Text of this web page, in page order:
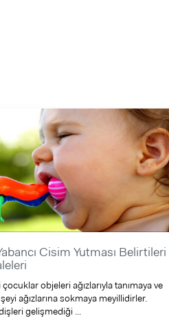
Cisim Yutması Belirtileri
objeleri ağızlarıyla tanımaya ve
ağızlarına sokmaya meyillidirler.
gelişmediği ...